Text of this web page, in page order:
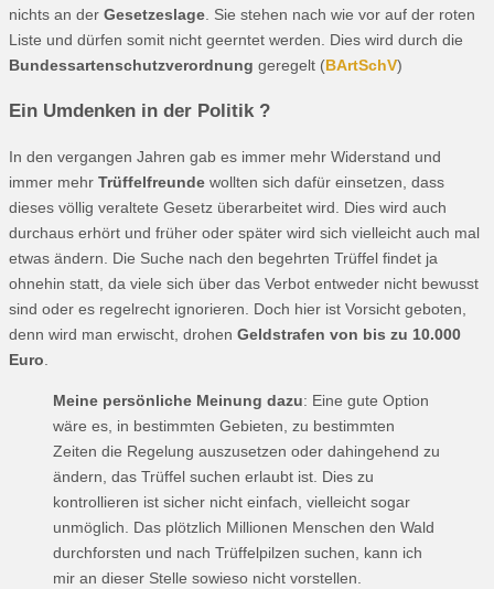
nichts an der Gesetzeslage. Sie stehen nach wie vor auf der roten
Liste und dürfen somit nicht geerntet werden. Dies wird durch die
Bundessartenschutzverordnung geregelt (BArtSchV)
Ein Umdenken in der Politik ?
In den vergangen Jahren gab es immer mehr Widerstand und
immer mehr Trüffelfreunde wollten sich dafür einsetzen, dass
dieses völlig veraltete Gesetz überarbeitet wird. Dies wird auch
durchaus erhört und früher oder später wird sich vielleicht auch mal
etwas ändern. Die Suche nach den begehrten Trüffel findet ja
ohnehin statt, da viele sich über das Verbot entweder nicht bewusst
sind oder es regelrecht ignorieren. Doch hier ist Vorsicht geboten,
denn wird man erwischt, drohen Geldstrafen von bis zu 10.000
Euro
Meine persönliche Meinung dazu: Eine gute Option
wäre es, in bestimmten Gebieten, zu bestimmten
Zeiten die Regelung auszusetzen oder dahingehend zu
ändern, das Trüffel suchen erlaubt ist. Dies zu
kontrollieren ist sicher nicht einfach, vielleicht sogar
unmöglich. Das plötzlich Millionen Menschen den Wald
durchforsten und nach Trüffelpilzen suchen, kann ich
mir an dieser Stelle sowieso nicht vorstellen.